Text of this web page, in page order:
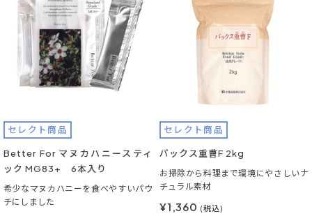
セレクト商品
Better For マヌカハニースティ
ック MG83+ 6本入り
希少なマヌカハニーを食べやすいパウ
チにしました
セレクト商品
パックス重曹F 2kg
お掃除から料理まで環境にやさしいナ
チュラル素材
¥1,360 (税込)